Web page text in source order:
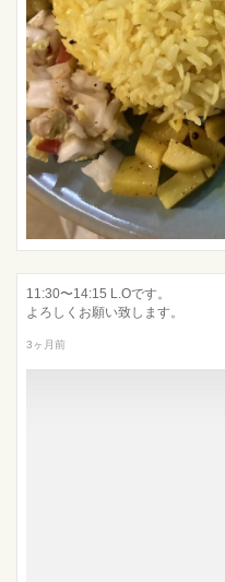
11:30〜14:15 L.Oです。
よろしくお願い致します。
3ヶ月前